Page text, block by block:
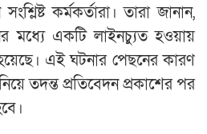
কর্মকর্তারা। তারা জানান,
মধ্যে একটি লাইনচ্যুত হওয়ায়
এই ঘটনার পেছনের কারণ
তদন্ত প্রতিবেদন প্রকাশের পর